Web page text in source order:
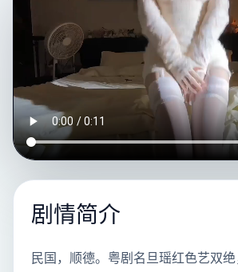
剧情简介
民国，顺德。粤剧名旦瑶红色艺双